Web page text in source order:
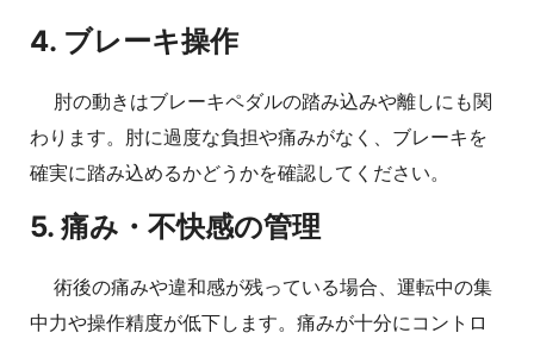
4. ブレーキ操作
肘の動きはブレーキペダルの踏み込みや離しにも関
わります。肘に過度な負担や痛みがなく、ブレーキを
確実に踏み込めるかどうかを確認してください。
5. 痛み・不快感の管理
術後の痛みや違和感が残っている場合、運転中の集
中力や操作精度が低下します。痛みが十分にコントロ